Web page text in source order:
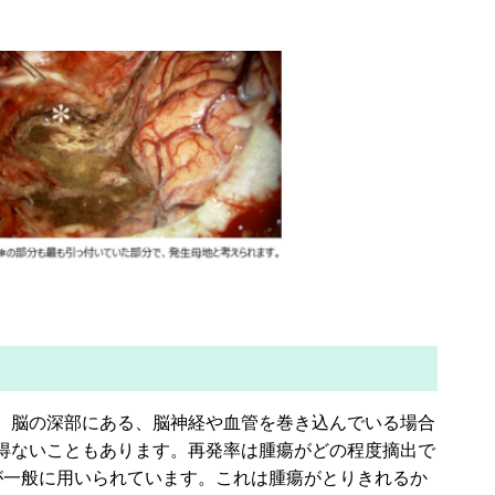
の深部にある、脳神経や血管を巻き込んでいる場合
いこともあります。再発率は腫瘍がどの程度摘出で
般に用いられています。これは腫瘍がとりきれるか